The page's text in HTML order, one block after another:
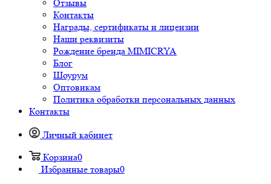
Отзывы
Контакты
Награды, сертификаты и лицензии
Наши реквизиты
Рождение бренда MIMICRYA
Блог
Шоурум
Оптовикам
Политика обработки персональных данных
Контакты
Личный кабинет
Корзина0
Избранные товары0